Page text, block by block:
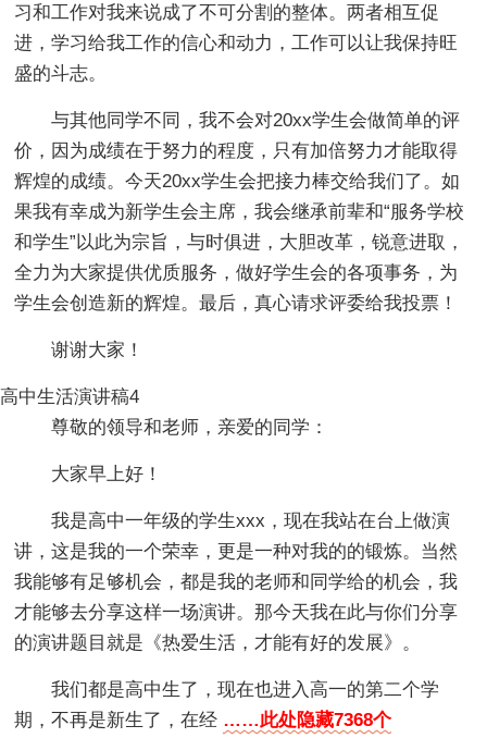
习和工作对我来说成了不可分割的整体。两者相互促
进，学习给我工作的信心和动力，工作可以让我保持旺
盛的斗志。
与其他同学不同，我不会对20xx学生会做简单的评
价，因为成绩在于努力的程度，只有加倍努力才能取得
辉煌的成绩。今天20xx学生会把接力棒交给我们了。如
果我有幸成为新学生会主席，我会继承前辈和“服务学校
和学生”以此为宗旨，与时俱进，大胆改革，锐意进取，
全力为大家提供优质服务，做好学生会的各项事务，为
学生会创造新的辉煌。最后，真心请求评委给我投票！
谢谢大家！
高中生活演讲稿4
尊敬的领导和老师，亲爱的同学：
大家早上好！
我是高中一年级的学生xxx，现在我站在台上做演
讲，这是我的一个荣幸，更是一种对我的的锻炼。当然
我能够有足够机会，都是我的老师和同学给的机会，我
才能够去分享这样一场演讲。那今天我在此与你们分享
的演讲题目就是《热爱生活，才能有好的发展》。
我们都是高中生了，现在也进入高一的第二个学
期，不再是新生了，在经 ……此处隐藏7368个